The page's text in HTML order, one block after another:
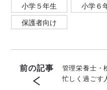
小学５年生
小学６
保護者向け
前の記事
管理栄養士
忙しく過ごす